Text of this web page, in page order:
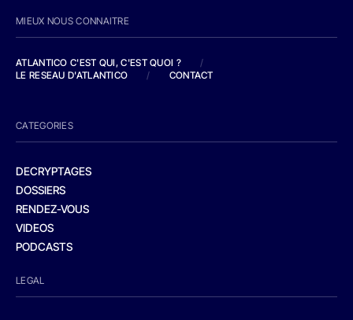
MIEUX NOUS CONNAITRE
ATLANTICO C'EST QUI, C'EST QUOI ?
/
LE RESEAU D'ATLANTICO
/ CONTACT
CATEGORIES
DECRYPTAGES
DOSSIERS
RENDEZ-VOUS
VIDEOS
PODCASTS
LEGAL